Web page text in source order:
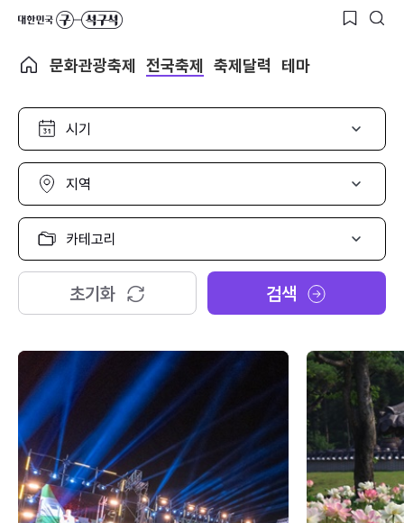
문화관광축제 전국축제 축제달력 테마
시
선
택
지
선
택
카
고
리
택
초기화 검색